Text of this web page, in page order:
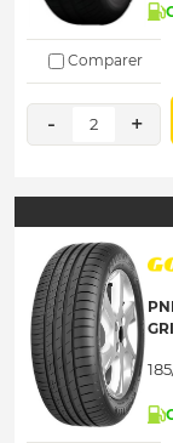
Comparer
- 2 +